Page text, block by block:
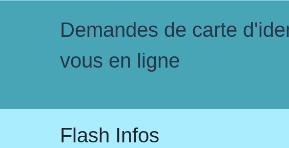
Demandes de carte
vous en ligne
Flash Infos